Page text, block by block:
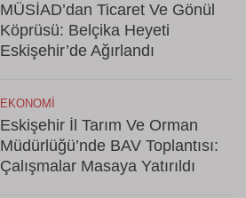
MÜSİAD’dan Ticaret Ve Gönül
Köprüsü: Belçika Heyeti
Eskişehir’de Ağırlandı
EKONOMI
Eskişehir İl Tarım Ve Orman
Müdürlüğü’nde BAV Toplantısı:
Çalışmalar Masaya Yatırıldı